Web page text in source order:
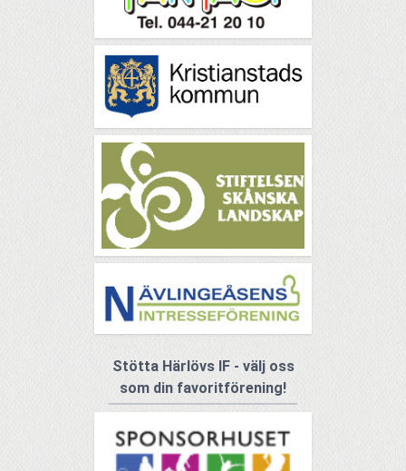
Stötta Härlövs IF - välj oss
som din favoritförening!